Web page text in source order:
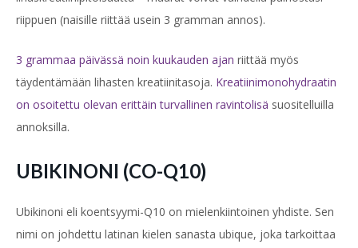
riippuen (naisille riittää usein 3 gramman annos).
3 grammaa päivässä noin kuukauden ajan riittää myös
täydentämään lihasten kreatiinitasoja. Kreatiinimonohydraatin
on osoitettu olevan erittäin turvallinen ravintolisä suositelluilla
annoksilla.
UBIKINONI (CO-Q10)
Ubikinoni eli koentsyymi-Q10 on mielenkiintoinen yhdiste. Sen
nimi on johdettu latinan kielen sanasta ubique, joka tarkoittaa